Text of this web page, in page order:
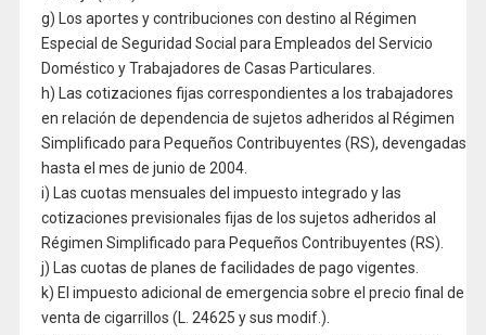
g) Los aportes y contribuciones con destino al Régimen
Especial de Seguridad Social para Empleados del Servicio
Doméstico y Trabajadores de Casas Particulares.
h) Las cotizaciones fijas correspondientes a los trabajadores
en relación de dependencia de sujetos adheridos al Régimen
Simplificado para Pequeños Contribuyentes (RS), devengadas
hasta el mes de junio de 2004.
i) Las cuotas mensuales del impuesto integrado y las
cotizaciones previsionales fijas de los sujetos adheridos al
Régimen Simplificado para Pequeños Contribuyentes (RS).
j) Las cuotas de planes de facilidades de pago vigentes.
k) El impuesto adicional de emergencia sobre el precio final de
venta de cigarrillos (L. 24625 y sus modif.).